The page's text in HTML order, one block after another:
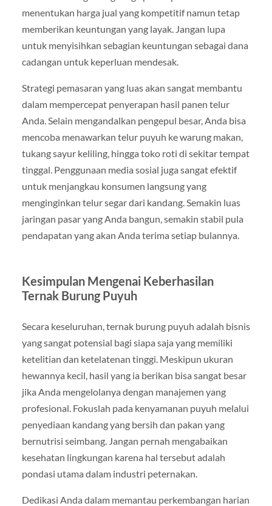
menentukan harga jual yang kompetitif namun tetap
memberikan keuntungan yang layak. Jangan lupa
untuk menyisihkan sebagian keuntungan sebagai dana
cadangan untuk keperluan mendesak.
Strategi pemasaran yang luas akan sangat membantu
dalam mempercepat penyerapan hasil panen telur
Anda. Selain mengandalkan pengepul besar, Anda bisa
mencoba menawarkan telur puyuh ke warung makan,
tukang sayur keliling, hingga toko roti di sekitar tempat
tinggal. Penggunaan media sosial juga sangat efektif
untuk menjangkau konsumen langsung yang
menginginkan telur segar dari kandang. Semakin luas
jaringan pasar yang Anda bangun, semakin stabil pula
pendapatan yang akan Anda terima setiap bulannya.
Kesimpulan Mengenai Keberhasilan
Ternak Burung Puyuh
Secara keseluruhan, ternak burung puyuh adalah bisnis
yang sangat potensial bagi siapa saja yang memiliki
ketelitian dan ketelatenan tinggi. Meskipun ukuran
hewannya kecil, hasil yang ia berikan bisa sangat besar
jika Anda mengelolanya dengan manajemen yang
profesional. Fokuslah pada kenyamanan puyuh melalui
penyediaan kandang yang bersih dan pakan yang
bernutrisi seimbang. Jangan pernah mengabaikan
kesehatan lingkungan karena hal tersebut adalah
pondasi utama dalam industri peternakan.
Dedikasi Anda dalam memantau perkembangan harian